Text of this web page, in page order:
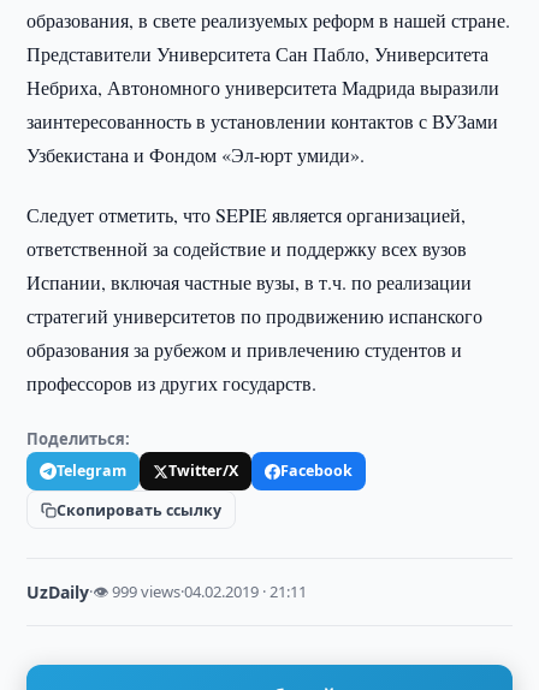
образования, в свете реализуемых реформ в нашей стране.
Представители Университета Сан Пабло, Университета
Небриха, Автономного университета Мадрида выразили
заинтересованность в установлении контактов с ВУЗами
Узбекистана и Фондом «Эл-юрт умиди».
Следует отметить, что SEPIE является организацией,
ответственной за содействие и поддержку всех вузов
Испании, включая частные вузы, в т.ч. по реализации
стратегий университетов по продвижению испанского
образования за рубежом и привлечению студентов и
профессоров из других государств.
Поделиться:
Telegram Twitter/X
Facebook
Скопировать ссылку
UzDaily·👁 999 views·04.02.2019 · 21:11